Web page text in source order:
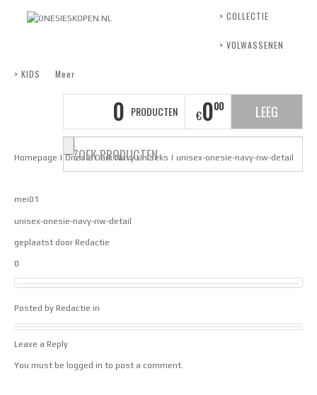
> COLLECTIE
> VOLWASSENEN
> KIDS Meer
0 PRODUCTEN €000 LEEG
Homepage |Onesie Dark Navy Uniseks | unisex-onesie-navy-nw-detail
mei01
unisex-onesie-navy-nw-detail
geplaatst door Redactie
0
Posted by Redactie in
Leave a Reply
You must be logged in to post a comment.